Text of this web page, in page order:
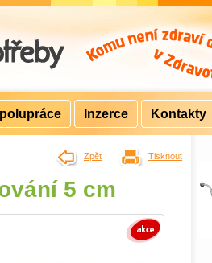
5 cm
Tisknout
Zpět
Inzerce Kontakty